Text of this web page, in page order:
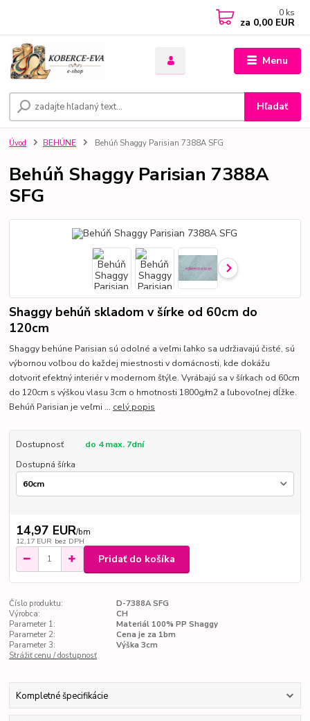
Menu
Hľadať
0 ks
za 0,00 EUR
Úvod BEHÚNE Behúň Shaggy Parisian 7388A SFG
Behúň Shaggy Parisian 7388A
SFG
Shaggy behúň skladom v šírke od 60cm do
120cm
Shaggy behúne Parisian sú odolné a veľmi ľahko sa udržiavajú čisté, sú
výbornou voľbou do každej miestnosti v domácnosti, kde dokážu
dotvoriť efektný interiér v modernom štýle. Vyrábajú sa v šírkach od 60cm
do 120cm s výškou vlasu 3cm o hmotnosti 1800g/m2 a ľubovoľnej dĺžke.
Behúň Parisian je veľmi ... celý popis
Dostupnosť
do 4 max. 7dní
Dostupná šírka
14,97 EUR/bm
12,17 EUR bez DPH
Pridať do košíka
Číslo produktu:
D-7388A SFG
Výrobca:
CH
Parameter 1:
Materiál 100% PP Shaggy
Parameter 2:
Cena je za 1bm
Parameter 3:
Výška 3cm
Strážiť cenu / dostupnosť
Kompletné špecifikácie